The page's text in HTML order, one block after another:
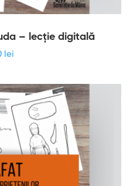
– lecție digitală
lei